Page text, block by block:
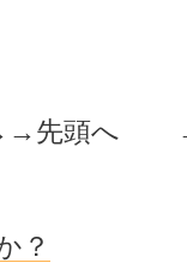
先頭へ
？